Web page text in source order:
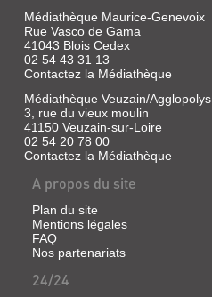
Médiathèque Maurice-Genevoix
Rue Vasco de Gama
41043 Blois Cedex
02 54 43 31 13
Contactez la Médiathèque
Médiathèque Veuzain/Agglopolys
3, rue du vieux moulin
41150 Veuzain-sur-Loire
02 54 20 78 00
Contactez la Médiathèque
A propos du site
Plan du site
Mentions légales
FAQ
Nos partenariats
24/24